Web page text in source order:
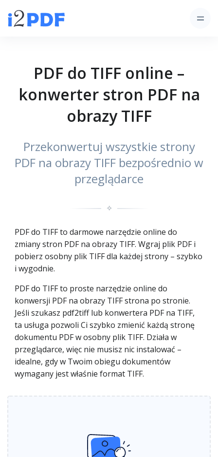
PDF do TIFF online –
konwerter stron PDF na
obrazy TIFF
Przekonwertuj wszystkie strony
PDF na obrazy TIFF bezpośrednio w
przeglądarce
✧
PDF do TIFF to darmowe narzędzie online do
zmiany stron PDF na obrazy TIFF. Wgraj plik PDF i
pobierz osobny plik TIFF dla każdej strony – szybko
i wygodnie.
PDF do TIFF to proste narzędzie online do
konwersji PDF na obrazy TIFF strona po stronie.
Jeśli szukasz pdf2tiff lub konwertera PDF na TIFF,
ta usługa pozwoli Ci szybko zmienić każdą stronę
dokumentu PDF w osobny plik TIFF. Działa w
przeglądarce, więc nie musisz nic instalować –
idealne, gdy w Twoim obiegu dokumentów
wymagany jest właśnie format TIFF.